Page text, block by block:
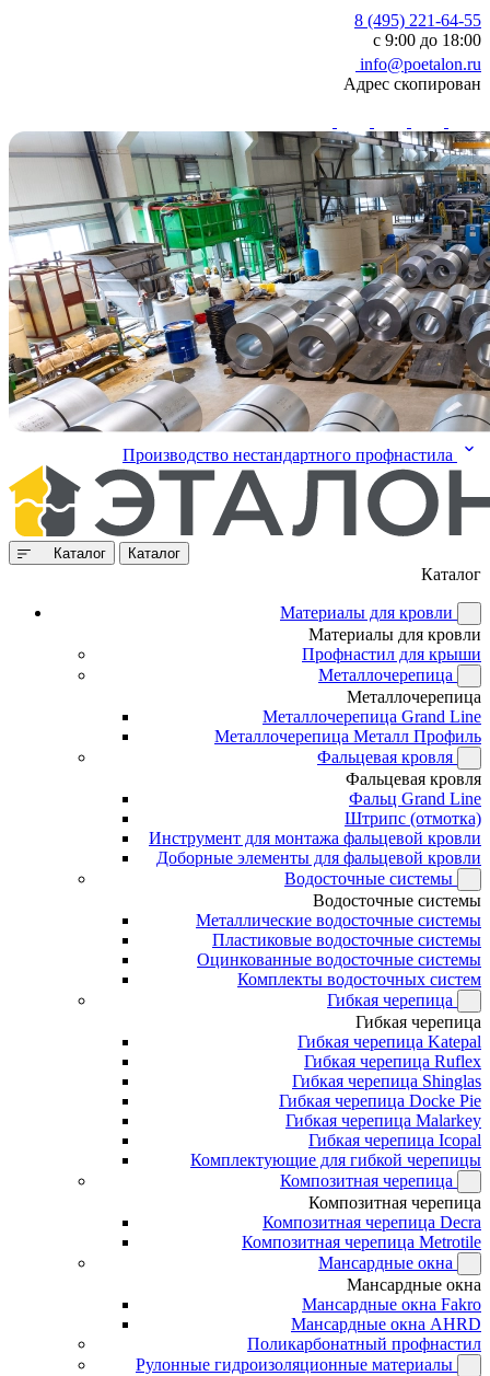
8 (495) 221-64-55
с 9:00 до 18:00
info@poetalon.ru
Адрес скопирован
Производство нестандартного профнастила
Каталог Каталог
Каталог
Материалы для кровли
Материалы для кровли
Профнастил для крыши
Металлочерепица
Металлочерепица
Металлочерепица Grand Line
Металлочерепица Металл Профиль
Фальцевая кровля
Фальцевая кровля
Фальц Grand Line
Штрипс (отмотка)
Инструмент для монтажа фальцевой кровли
Доборные элементы для фальцевой кровли
Водосточные системы
Водосточные системы
Металлические водосточные системы
Пластиковые водосточные системы
Оцинкованные водосточные системы
Комплекты водосточных систем
Гибкая черепица
Гибкая черепица
Гибкая черепица Katepal
Гибкая черепица Ruflex
Гибкая черепица Shinglas
Гибкая черепица Docke Pie
Гибкая черепица Malarkey
Гибкая черепица Icopal
Комплектующие для гибкой черепицы
Композитная черепица
Композитная черепица
Композитная черепица Decra
Композитная черепица Metrotile
Мансардные окна
Мансардные окна
Мансардные окна Fakro
Мансардные окна AHRD
Поликарбонатный профнастил
Рулонные гидроизоляционные материалы